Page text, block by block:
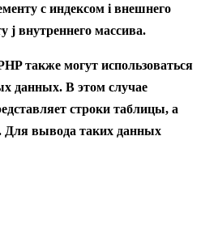
с индексом i внешнего
j внутреннего массива.
также могут использоваться
данных. В этом случае
строки таблицы, а
Для вывода таких данных